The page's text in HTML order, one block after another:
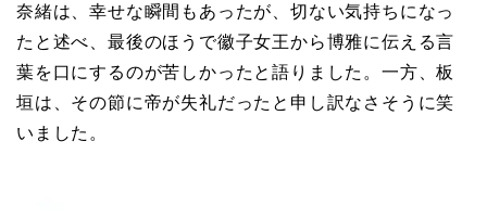
奈緒は、幸せな瞬間もあったが、切ない気持ちになっ
たと述べ、最後のほうで徽子女王から博雅に伝える言
葉を口にするのが苦しかったと語りました。一方、板
垣は、その節に帝が失礼だったと申し訳なさそうに笑
いました。